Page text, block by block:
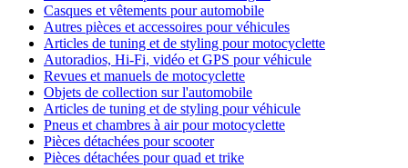
Casques et vêtements pour automobile
Autres pièces et accessoires pour véhicules
Articles de tuning et de styling pour motocyclette
Autoradios, Hi-Fi, vidéo et GPS pour véhicule
Revues et manuels de motocyclette
Objets de collection sur l'automobile
Articles de tuning et de styling pour véhicule
Pneus et chambres à air pour motocyclette
Pièces détachées pour scooter
Pièces détachées pour quad et trike